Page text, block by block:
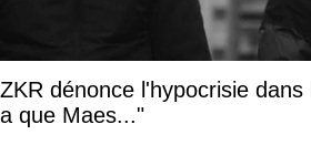
ZKR dénonce l'hypocrisie
a que Maes..."